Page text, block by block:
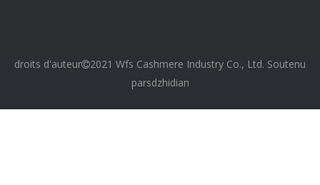
droits d'auteur2021 Wfs Cashmere Industry Co., Ltd. Soutenu
parsdzhidian